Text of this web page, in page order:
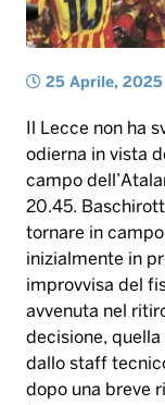
25 Aprile, 2025
Il Lecce non ha
odierna in vista
campo
20.45.
tornare in
inizialmente in
improvvisa del
avvenuta nel
decisione,
dallo staff
dopo una breve